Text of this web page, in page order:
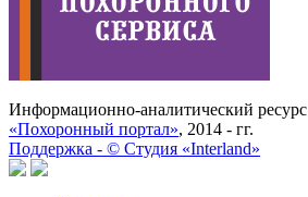
Информационно-аналитический ресурс
«Похоронный портал», 2014 - гг.
Поддержка - © Cтудия «Interland»